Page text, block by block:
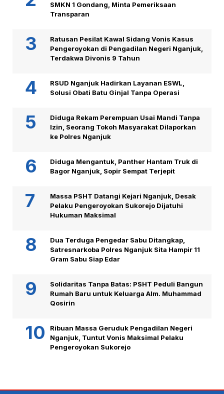
SMKN 1 Gondang, Minta Pemeriksaan
Transparan
Ratusan Pesilat Kawal Sidang Vonis Kasus
Pengeroyokan di Pengadilan Negeri Nganjuk,
Terdakwa Divonis 9 Tahun
RSUD Nganjuk Hadirkan Layanan ESWL,
Solusi Obati Batu Ginjal Tanpa Operasi
Diduga Rekam Perempuan Usai Mandi Tanpa
Izin, Seorang Tokoh Masyarakat Dilaporkan
ke Polres Nganjuk
Diduga Mengantuk, Panther Hantam Truk di
Bagor Nganjuk, Sopir Sempat Terjepit
Massa PSHT Datangi Kejari Nganjuk, Desak
Pelaku Pengeroyokan Sukorejo Dijatuhi
Hukuman Maksimal
Dua Terduga Pengedar Sabu Ditangkap,
Satresnarkoba Polres Nganjuk Sita Hampir 11
Gram Sabu Siap Edar
Solidaritas Tanpa Batas: PSHT Peduli Bangun
Rumah Baru untuk Keluarga Alm. Muhammad
Qosirin
Ribuan Massa Geruduk Pengadilan Negeri
Nganjuk, Tuntut Vonis Maksimal Pelaku
Pengeroyokan Sukorejo